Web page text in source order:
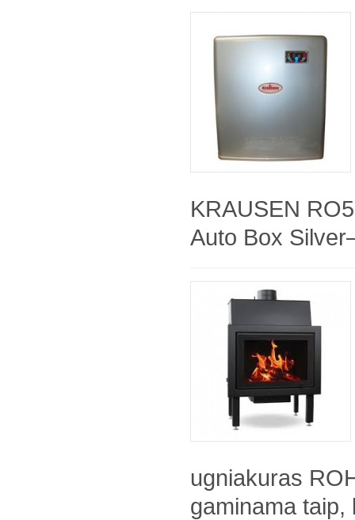
KRAUSEN
Auto Box
ugniakuras
gaminama